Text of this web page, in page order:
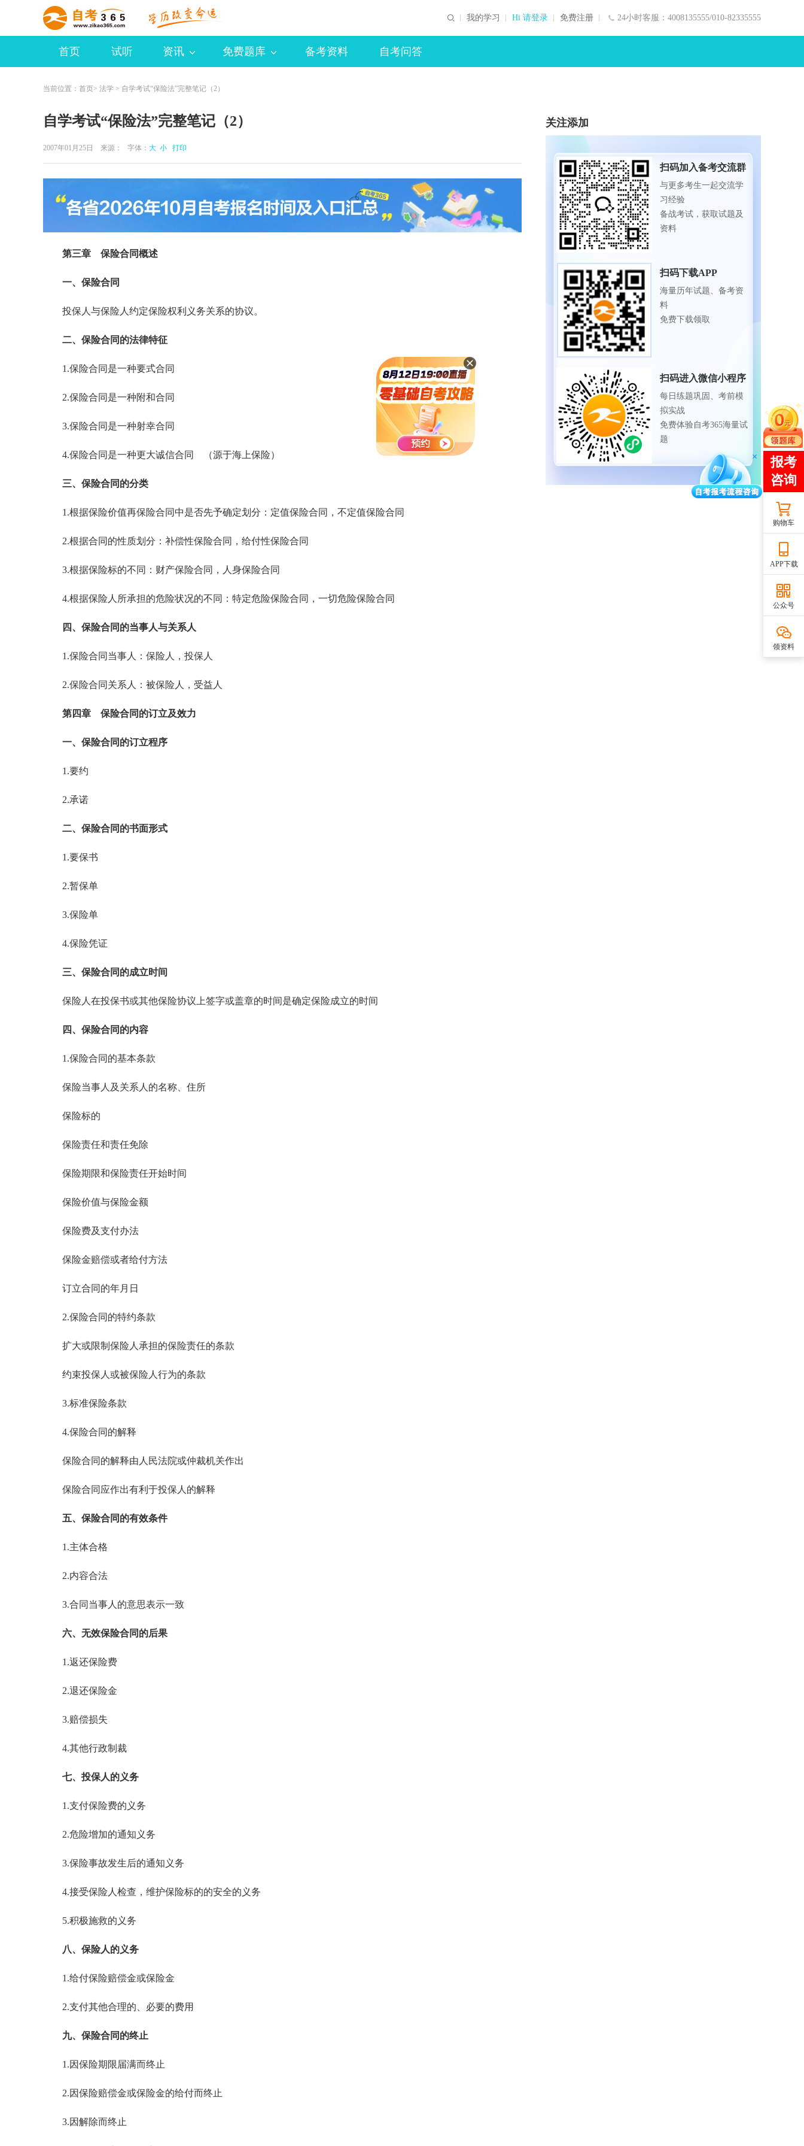
24小时客服：4008135555/010-82335555
我的学习 Hi 请登录 免费注册
首页 试听 资讯 免费题库 备考资料 自考问答
当前位置： 首页> 法学 > 自学考试“保险法”完整笔记（2）
自学考试“保险法”完整笔记（2）
2007年01月25日 来源： 字体： 大 小 打印
第三章 保险合同概述
一、保险合同
投保人与保险人约定保险权利义务关系的协议。
二、保险合同的法律特征
1.保险合同是一种要式合同
2.保险合同是一种附和合同
3.保险合同是一种射幸合同
4.保险合同是一种更大诚信合同 （源于海上保险）
三、保险合同的分类
1.根据保险价值再保险合同中是否先予确定划分：定值保险合同，不定值保险合同
2.根据合同的性质划分：补偿性保险合同，给付性保险合同
3.根据保险标的不同：财产保险合同，人身保险合同
4.根据保险人所承担的危险状况的不同：特定危险保险合同，一切危险保险合同
四、保险合同的当事人与关系人
1.保险合同当事人：保险人，投保人
2.保险合同关系人：被保险人，受益人
第四章 保险合同的订立及效力
一、保险合同的订立程序
1.要约
2.承诺
二、保险合同的书面形式
1.要保书
2.暂保单
3.保险单
4.保险凭证
三、保险合同的成立时间
保险人在投保书或其他保险协议上签字或盖章的时间是确定保险成立的时间
四、保险合同的内容
1.保险合同的基本条款
保险当事人及关系人的名称、住所
保险标的
保险责任和责任免除
保险期限和保险责任开始时间
保险价值与保险金额
保险费及支付办法
保险金赔偿或者给付方法
订立合同的年月日
2.保险合同的特约条款
扩大或限制保险人承担的保险责任的条款
约束投保人或被保险人行为的条款
3.标准保险条款
4.保险合同的解释
保险合同的解释由人民法院或仲裁机关作出
保险合同应作出有利于投保人的解释
五、保险合同的有效条件
1.主体合格
2.内容合法
3.合同当事人的意思表示一致
六、无效保险合同的后果
1.返还保险费
2.退还保险金
3.赔偿损失
4.其他行政制裁
七、投保人的义务
1.支付保险费的义务
2.危险增加的通知义务
3.保险事故发生后的通知义务
4.接受保险人检查，维护保险标的的安全的义务
5.积极施救的义务
八、保险人的义务
1.给付保险赔偿金或保险金
2.支付其他合理的、必要的费用
九、保险合同的终止
1.因保险期限届满而终止
2.因保险赔偿金或保险金的给付而终止
3.因解除而终止
关注添加
扫码加入备考交流群
与更多考生一起交流学
习经验
备战考试，获取试题及
资料
扫码下载APP
海量历年试题、备考资
料
免费下载领取
扫码进入微信小程序
每日练题巩固、考前模
拟实战
免费体验自考365海量试
题
购物车
APP下载
公众号
领资料